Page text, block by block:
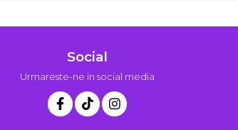
Social
Urmareste-ne in social media